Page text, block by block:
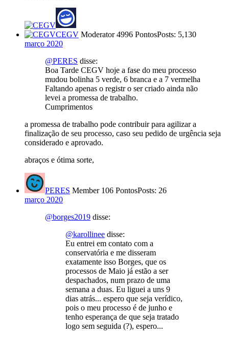
CEGV Moderator 4996 PontosPosts: 5,130
março 2020
@PERES disse:
Boa Tarde CEGV hoje a fase do meu processo
mudou bolinha 5 verde, 6 branca e a 7 vermelha
Faltando apenas o registr o ser criado ainda não
levei a promessa de trabalho.
Cumprimentos
a promessa de trabalho pode contribuir para agilizar a
finalização de seu processo, caso seu pedido de urgência seja
considerado e aprovado.
abraços e ótima sorte,
PERES Member 106 PontosPosts: 26
março 2020
@borges2019 disse:
@karollinee disse:
Eu entrei em contato com a
conservatória e me disseram
exatamente isso Borges, que os
processos de Maio já estão a ser
despachados, num prazo de uma
semana a duas. Eu liguei a uns 9
dias atrás... espero que seja verídico,
pois o meu processo é de junho e
tenho esperança de que seja tratado
logo sem seguida (?), espero...